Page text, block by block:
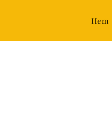
Hem